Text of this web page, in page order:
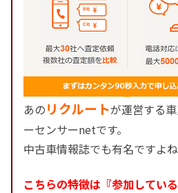
あのリクルートが運営する
ーセンサーnetです。
中古車情報誌でも有名ですよね
こちらの特徴は『参加してい